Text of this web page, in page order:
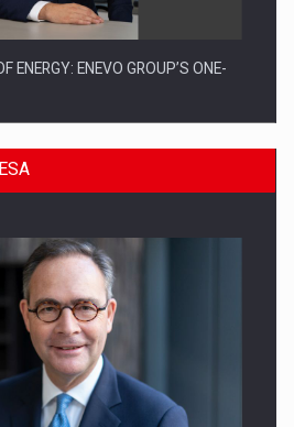
ENERGY: ENEVO GROUP’S ONE-
TO DELIVER TECHNOLOGY FOR